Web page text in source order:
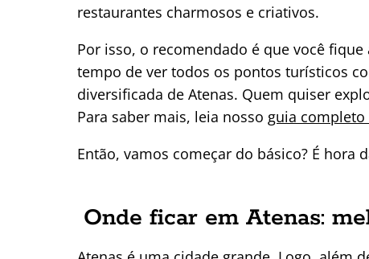
restaurantes charmosos e criativos.
Por isso, o recomendado é que você
tempo de ver todos os pontos turísticos
diversificada de Atenas. Quem quiser
Para saber mais, leia nosso guia completo
Então, vamos começar do básico? É hora
Onde ficar em Atenas: